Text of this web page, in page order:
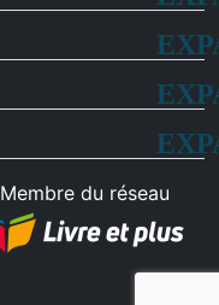
Membre du réseau